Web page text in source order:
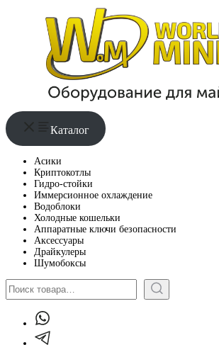
Каталог
Асики
Криптокотлы
Гидро-стойки
Иммерсионное охлаждение
Водоблоки
Холодные кошельки
Аппаратные ключи безопасности
Аксессуары
Драйкулеры
Шумобоксы
Поиск